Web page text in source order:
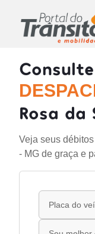
Rosa da
Veja seus
- MG de graça e